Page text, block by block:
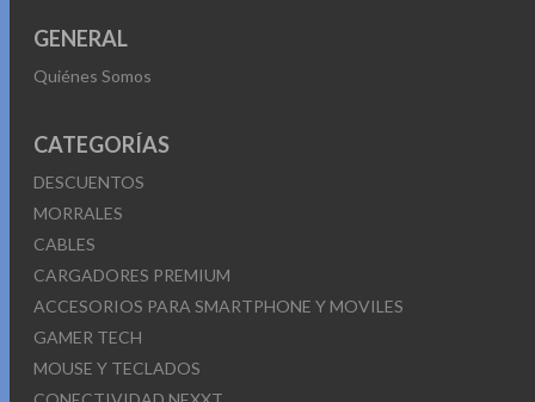
GENERAL
Quiénes Somos
CATEGORÍAS
DESCUENTOS
MORRALES
CABLES
CARGADORES PREMIUM
ACCESORIOS PARA SMARTPHONE Y MOVILES
GAMER TECH
MOUSE Y TECLADOS